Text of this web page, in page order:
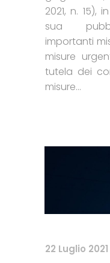
2021, n. 15),
sua
importanti
misure
tutela dei
misure...
22 Luglio 2021